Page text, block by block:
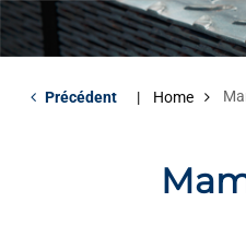
Précédent Home